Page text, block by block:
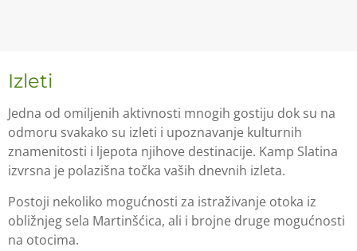
Izleti
Jedna od omiljenih aktivnosti mnogih gostiju dok su na
odmoru svakako su izleti i upoznavanje kulturnih
znamenitosti i ljepota njihove destinacije. Kamp Slatina
izvrsna je polazišna točka vaših dnevnih izleta.
Postoji nekoliko mogućnosti za istraživanje otoka iz
obližnjeg sela Martinšćica, ali i brojne druge mogućnosti
na otocima.